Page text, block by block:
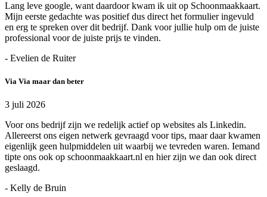
Lang leve google, want daardoor kwam ik uit op Schoonmaakkaart.
Mijn eerste gedachte was positief dus direct het formulier ingevuld
en erg te spreken over dit bedrijf. Dank voor jullie hulp om de juiste
professional voor de juiste prijs te vinden.
- Evelien de Ruiter
Via Via maar dan beter
3 juli 2026
Voor ons bedrijf zijn we redelijk actief op websites als Linkedin.
Allereerst ons eigen netwerk gevraagd voor tips, maar daar kwamen
eigenlijk geen hulpmiddelen uit waarbij we tevreden waren. Iemand
tipte ons ook op schoonmaakkaart.nl en hier zijn we dan ook direct
geslaagd.
- Kelly de Bruin